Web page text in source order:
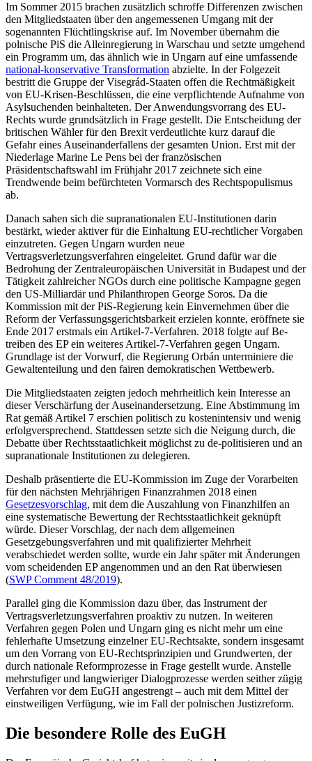
Im Sommer 2015 brachen zusätzlich schroffe Differenzen zwischen
den Mitglied­staaten über den angemessenen Um­gang mit der
sogenannten Flüchtlingskrise auf. Im November übernahm die
polnische PiS die Alleinregierung in Warschau und setzte umgehend
ein Programm um, das ähnlich wie in Ungarn auf eine umfassende
natio­nal-konservative Transformation abzielte. In der Folgezeit
bestritt die Gruppe der Vise­grád-Staaten offen die Rechtmäßigkeit
von EU-Krisen-Beschlüssen, die eine verpflich­ten­de Aufnahme von
Asylsuchenden be­inhalteten. Der Anwendungsvorrang des EU-
Rechts wurde grundsätzlich in Frage gestellt. Die Entscheidung der
britischen Wähler für den Brexit verdeutlichte kurz darauf die
Gefahr eines Auseinanderfallens der gesamten Union. Erst mit der
Nieder­lage Marine Le Pens bei der französischen
Präsidentschaftswahl im Frühjahr 2017 zeichnete sich eine
Trendwende beim be­fürchteten Vormarsch des Rechtspopulis­mus
ab.
Danach sahen sich die supranationalen EU-Institutionen darin
bestärkt, wieder akti­ver für die Einhaltung EU-rechtlicher Vor­gaben
einzutreten. Gegen Ungarn wurden neue
Vertragsverletzungsverfahren ein­gelei­tet. Grund dafür war die
Bedrohung der Zen­traleuropäischen Universität in Buda­pest und der
Tätigkeit zahlreicher NGOs durch eine politische Kam­pagne gegen
den US-Milliardär und Philanthropen George Soros. Da die
Kommission mit der PiS-Regie­rung kein Einvernehmen über die
Reform der Verfassungsgerichtsbarkeit erzielen konnte, eröffnete sie
Ende 2017 erstmals ein Artikel-7-Verfahren. 2018 folgte auf Be­
treiben des EP ein weiteres Artikel-7-Ver­fah­ren gegen Ungarn.
Grundlage ist der Vor­wurf, die Regierung Orbán unterminiere die
Gewaltenteilung und den fairen demo­kratischen Wettbewerb.
Die Mitgliedstaaten zeigten jedoch mehr­heitlich kein Interesse an
dieser Verschärfung der Auseinandersetzung. Eine Abstim­mung im
Rat gemäß Artikel 7 erschien poli­tisch zu kostenintensiv und wenig
er­folg­versprechend. Stattdessen setzte sich die Neigung durch, die
Debatte über Rechtsstaatlichkeit möglichst zu de-politisieren und an
supra­nationale Institutionen zu delegieren.
Deshalb präsentierte die EU-Kommission im Zuge der Vorarbeiten
für den nächsten Mehrjährigen Finanzrahmen 2018 einen
Gesetzesvorschlag, mit dem die Auszahlung von Finanzhilfen an
eine systematische Be­wer­tung der Rechtsstaatlichkeit geknüpft
würde. Dieser Vorschlag, der nach dem all­gemeinen
Gesetzgebungsverfahren und mit qualifizierter Mehrheit
verabschiedet wer­den sollte, wurde ein Jahr später mit Ände­rungen
vom scheidenden EP angenommen und an den Rat überwiesen
(SWP Com­ment 48/2019).
Parallel ging die Kommission dazu über, das Instrument der
Vertragsverletzungs­verfahren proaktiv zu nutzen. In weiteren
Verfahren gegen Polen und Un­garn ging es nicht mehr um eine
fehlerhafte Umsetzung einzelner EU-Rechtsakte, sondern insgesamt
um den Vorrang von EU-Rechtsprinzipien und Grundwerten, der
durch nationale Reformprozesse in Frage gestellt wurde. An­stelle
mehrstufiger und langwieriger Dialog­prozesse werden seither zügig
Verfahren vor dem EuGH angestrengt – auch mit dem Mittel der
einstweiligen Verfügung, wie im Fall der polnischen Justizreform.
Die besondere Rolle des EuGH